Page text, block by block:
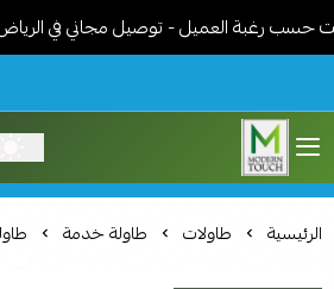
رغبة العميل - توصيل مجاني في الرياض
اثاث مودرن لمسة عصرية
الرئيسية طاولات طاولة خدمة